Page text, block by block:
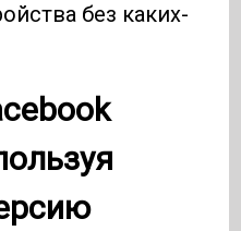
без каких-